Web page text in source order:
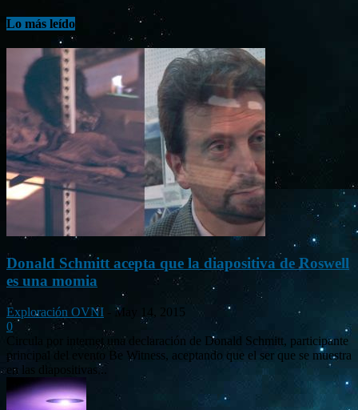
Lo más leído
Donald Schmitt acepta que la diapositiva de Roswell
es una momia
Exploración OVNI
May 14, 2015
0
Circula por internet una declaración de Donald Schmitt, participante
principal del evento Be Witness, aceptando que el ser que se muestra
en las diapositivas...